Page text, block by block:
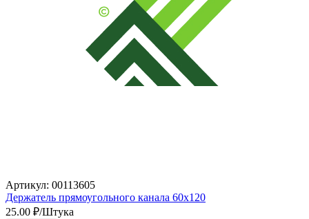
Артикул: 00113605
Держатель прямоугольного канала 60х120
25.00 ₽/Штука